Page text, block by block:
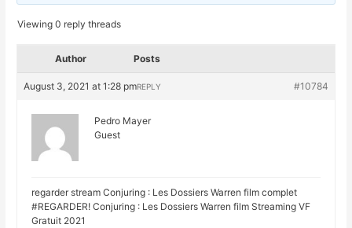
Viewing 0 reply threads
Author Posts
August 3, 2021 at 1:28 pm #10784
REPLY
Pedro Mayer
Guest
regarder stream Conjuring : Les Dossiers Warren film complet
#REGARDER! Conjuring : Les Dossiers Warren film Streaming VF
Gratuit 2021